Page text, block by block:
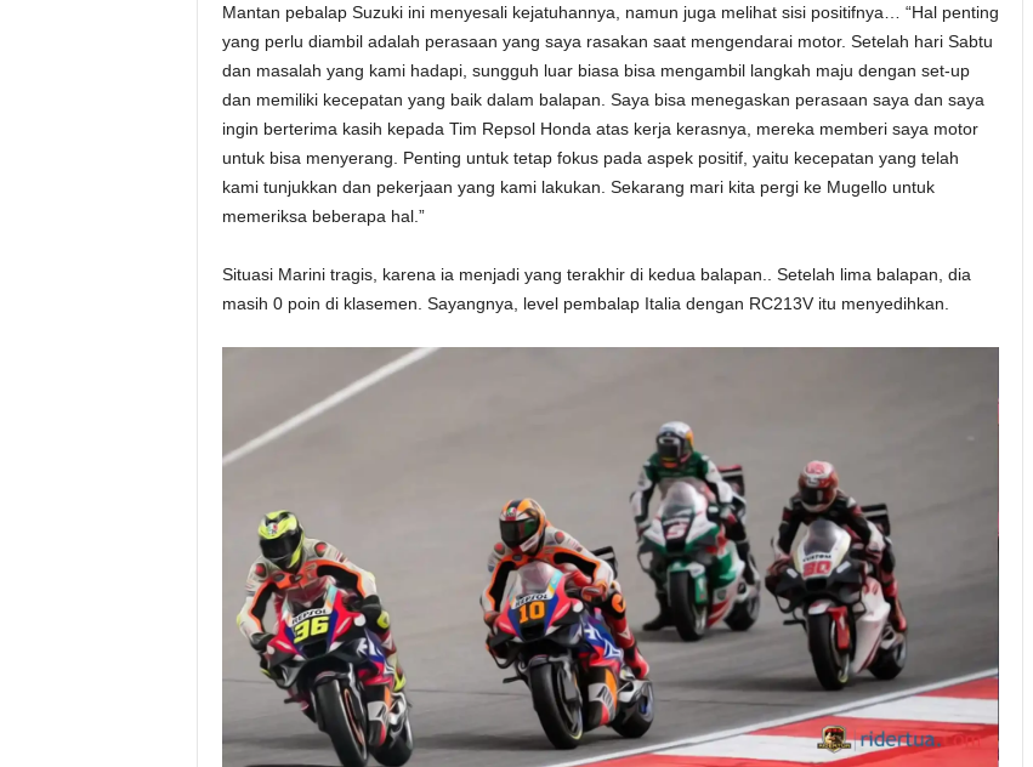
Mantan pebalap Suzuki ini menyesali kejatuhannya, namun juga melihat sisi positifnya… “Hal penting
yang perlu diambil adalah perasaan yang saya rasakan saat mengendarai motor. Setelah hari Sabtu
dan masalah yang kami hadapi, sungguh luar biasa bisa mengambil langkah maju dengan set-up
dan memiliki kecepatan yang baik dalam balapan. Saya bisa menegaskan perasaan saya dan saya
ingin berterima kasih kepada Tim Repsol Honda atas kerja kerasnya, mereka memberi saya motor
untuk bisa menyerang. Penting untuk tetap fokus pada aspek positif, yaitu kecepatan yang telah
kami tunjukkan dan pekerjaan yang kami lakukan. Sekarang mari kita pergi ke Mugello untuk
memeriksa beberapa hal.”
Situasi Marini tragis, karena ia menjadi yang terakhir di kedua balapan.. Setelah lima balapan, dia
masih 0 poin di klasemen. Sayangnya, level pembalap Italia dengan RC213V itu menyedihkan.